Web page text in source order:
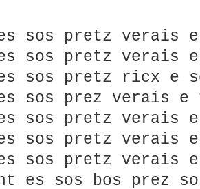
sos pretz verais
sos pretz verais
sos pretz ricx e
sos prez verais
sos pretz verais
sos pretz verais
sos pretz verais
es sos bos prez